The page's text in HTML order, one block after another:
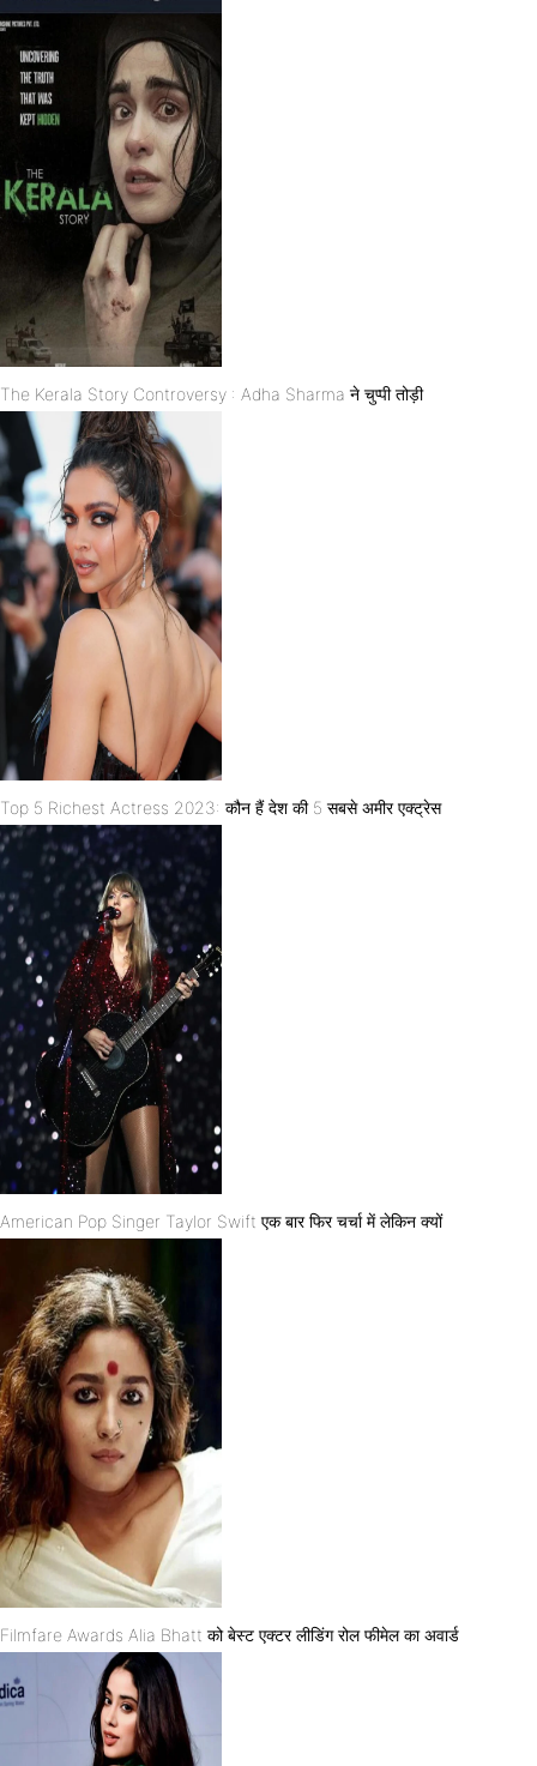
The Kerala Story Controversy : Adha Sharma ने चुप्पी तोड़ी
Top 5 Richest Actress 2023: कौन हैं देश की 5 सबसे अमीर एक्ट्रेस
American Pop Singer Taylor Swift एक बार फिर चर्चा में लेकिन क्यों
Filmfare Awards Alia Bhatt को बेस्ट एक्टर लीडिंग रोल फीमेल का अवार्ड